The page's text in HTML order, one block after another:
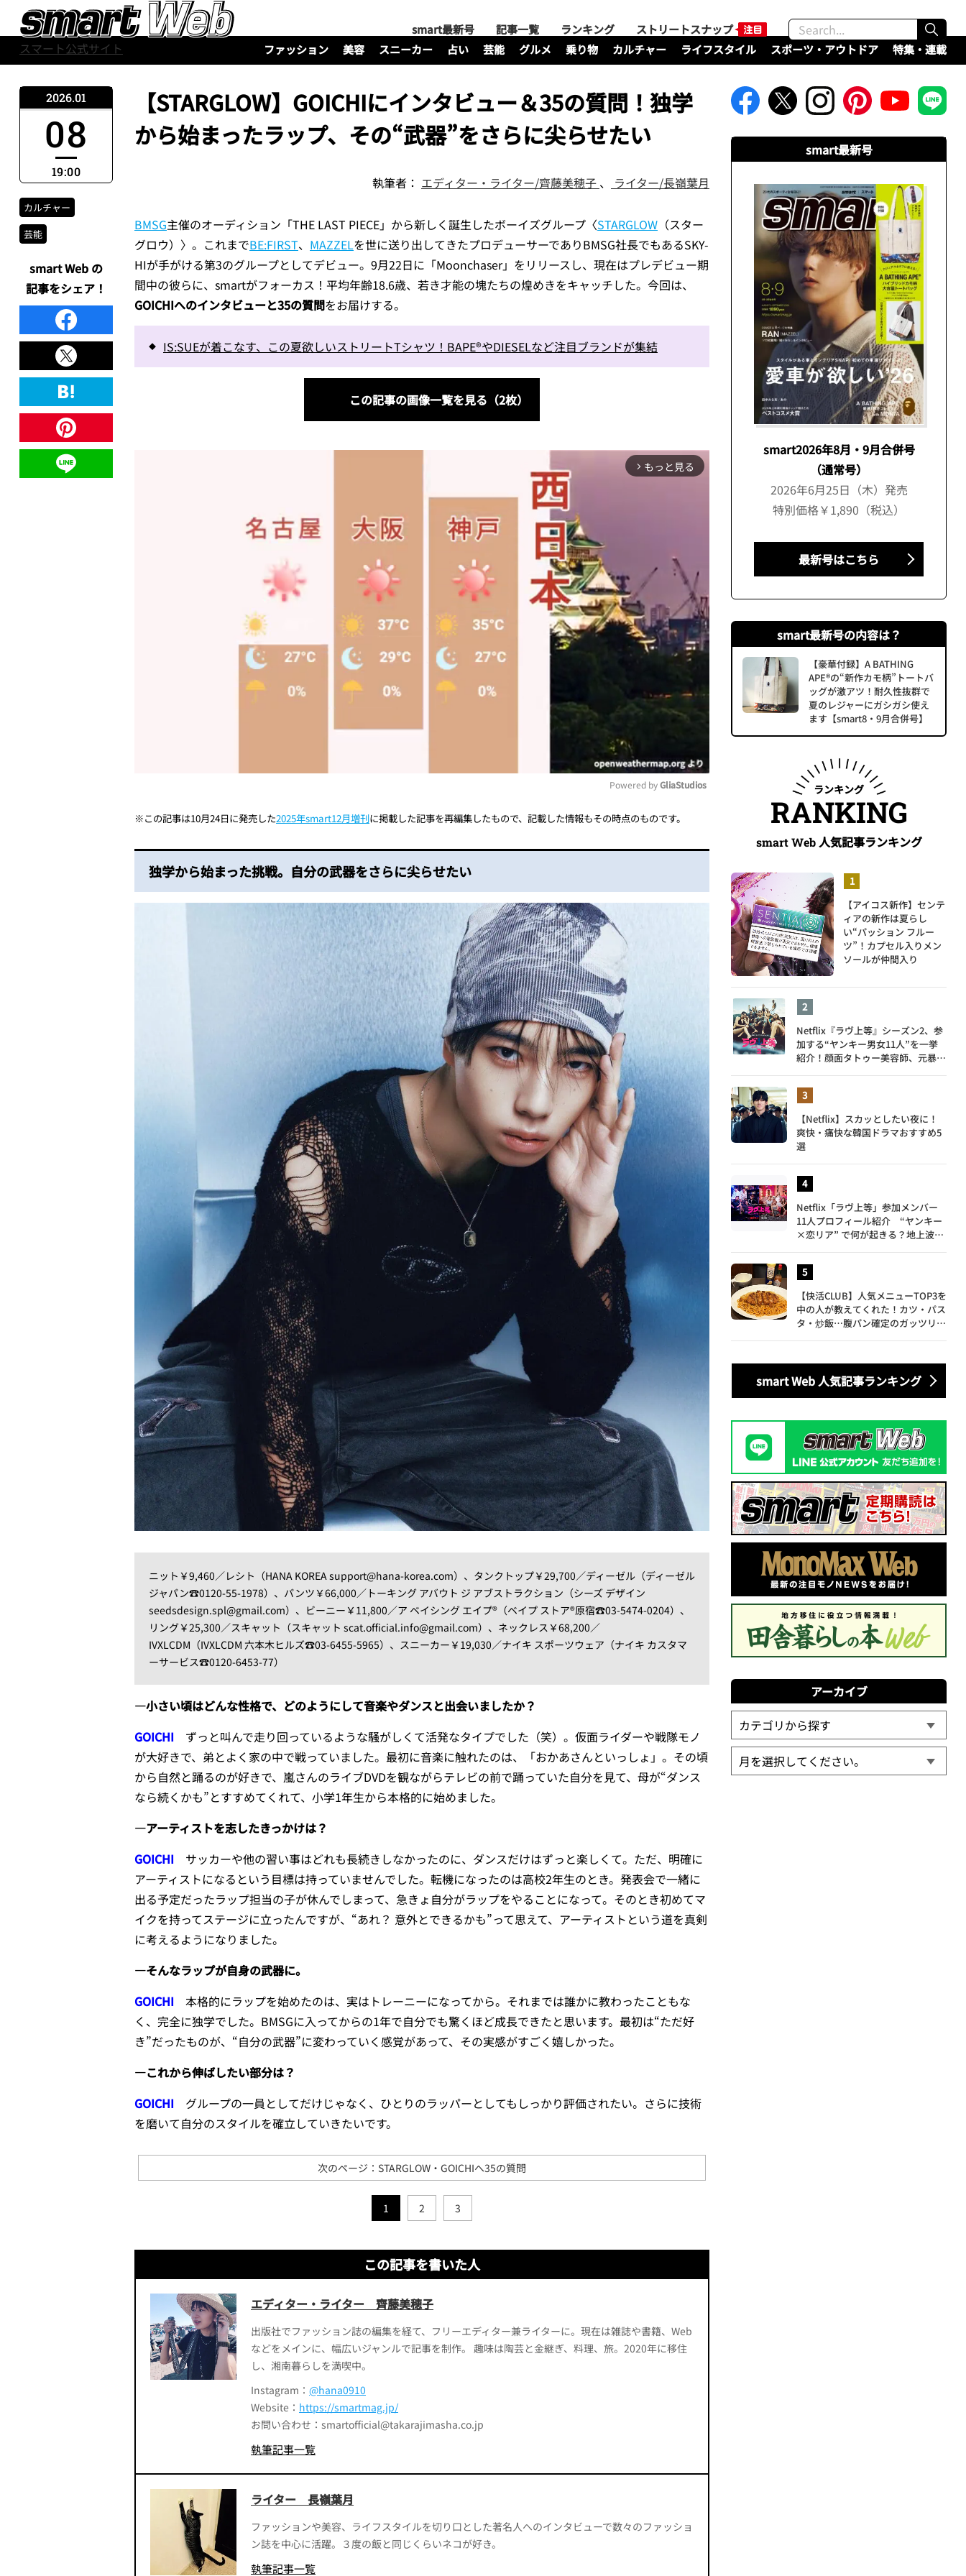
スマート公式サイト
smart最新号 記事一覧 ランキング
ストリートスナップ
ファッション
美容 スニーカー 占い 芸能 グルメ 乗り物 カルチャー ライフスタイル スポーツ・アウトドア 特集・連載
【STARGLOW】GOICHIにインタビュー＆35の質問！独学
から始まったラップ、その“武器”をさらに尖らせたい
執筆者： エディター・ライター/齊藤美穂子 、 ライター/長嶺葉月
BMSG主催のオーディション「THE LAST PIECE」から新しく誕生したボーイズグループ〈STARGLOW （スター
グロウ）〉。これまでBE:FIRST、 MAZZELを世に送り出してきたプロデューサーでありBMSG社長でもあるSKY-
HIが手がける第3のグループとしてデビュー。9月22日に「Moonchaser」をリリースし、現在はプレデビュー期
間中の彼らに、smartがフォーカス！平均年齢18.6歳、若き才能の塊たちの煌めきをキャッチした。今回は、
GOICHIへのインタビューと35の質問をお届けする。
IS:SUEが着こなす、この夏欲しいストリートTシャツ！BAPE®やDIESELなど注目ブランドが集結
この記事の画像一覧を見る（2枚）
arrow_forward_ios もっと見る
Mute
Powered by GliaStudios
※この記事は10月24日に発売した2025年smart12月増刊に掲載した記事を再編集したもので、記載した情報もその時点のものです。
独学から始まった挑戦。自分の武器をさらに尖らせたい
ニット￥9,460／レシト（HANA KOREA support@hana-korea.com）、タンクトップ￥29,700／ディーゼル（ディーゼル
ジャパン☎0120-55-1978）、パンツ￥66,000／トーキング アバウト ジ アブストラクション（シーズ デザイン
seedsdesign.spl@gmail.com）、ビーニー￥11,800／ア ベイシング エイプ®（ベイプ ストア®原宿☎03-5474-0204）、
リング￥25,300／スキャット（スキャット scat.official.info@gmail.com）、ネックレス￥68,200／
IVXLCDM（IVXLCDM 六本木ヒルズ☎03-6455-5965）、スニーカー￥19,030／ナイキ スポーツウェア（ナイキ カスタマ
ーサービス☎0120-6453-77）
—小さい頃はどんな性格で、どのようにして音楽やダンスと出会いましたか？
GOICHI ずっと叫んで走り回っているような騒がしくて活発なタイプでした（笑）。仮面ライダーや戦隊モノ
が大好きで、弟とよく家の中で戦っていました。最初に音楽に触れたのは、「おかあさんといっしょ」。その頃
から自然と踊るのが好きで、嵐さんのライブDVDを観ながらテレビの前で踊っていた自分を見て、母が“ダンス
なら続くかも”とすすめてくれて、小学1年生から本格的に始めました。
—アーティストを志したきっかけは？
GOICHI サッカーや他の習い事はどれも長続きしなかったのに、ダンスだけはずっと楽しくて。ただ、明確に
アーティストになるという目標は持っていませんでした。転機になったのは高校2年生のとき。発表会で一緒に
出る予定だったラップ担当の子が休んでしまって、急きょ自分がラップをやることになって。そのとき初めてマ
イクを持ってステージに立ったんですが、“あれ？ 意外とできるかも”って思えて、アーティストという道を真剣
に考えるようになりました。
—そんなラップが自身の武器に。
GOICHI 本格的にラップを始めたのは、実はトレーニーになってから。それまでは誰かに教わったこともな
く、完全に独学でした。BMSGに入ってからの1年で自分でも驚くほど成長できたと思います。最初は“ただ好
き”だったものが、“自分の武器”に変わっていく感覚があって、その実感がすごく嬉しかった。
—これから伸ばしたい部分は？
GOICHI グループの一員としてだけじゃなく、ひとりのラッパーとしてもしっかり評価されたい。さらに技術
を磨いて自分のスタイルを確立していきたいです。
次のページ：STARGLOW・GOICHIへ35の質問
1 2 3
この記事を書いた人
エディター・ライター 齊藤美穂子
出版社でファッション誌の編集を経て、フリーエディター兼ライターに。現在は雑誌や書籍、Web
などをメインに、幅広いジャンルで記事を制作。 趣味は陶芸と金継ぎ、料理、旅。2020年に移住
し、湘南暮らしを満喫中。
Instagram： @hana0910
Website： https://smartmag.jp/
お問い合わせ：smartofficial@takarajimasha.co.jp
執筆記事一覧
ライター 長嶺葉月
ファッションや美容、ライフスタイルを切り口とした著名人へのインタビューで数々のファッショ
ン誌を中心に活躍。３度の飯と同じくらいネコが好き。
執筆記事一覧
2026.01
08
19:00
カルチャー
芸能
smart Web の
記事をシェア！
smart最新号
smart2026年8月・9月合併号
（通常号）
2026年6月25日（木）発売
特別価格￥1,890（税込）
最新号はこちら
smart最新号の内容は？
【豪華付録】A BATHING
APE®の“新作カモ柄”トートバ
ッグが激アツ！耐久性抜群で
夏のレジャーにガシガシ使え
ます【smart8・9月合併号】
ランキング
RANKING
smart Web人気記事ランキング
【アイコス新作】センテ
ィアの新作は夏らし
い“パッション フルー
ツ”！カプセル入りメン
ソールが仲間入り
Netflix『ラヴ上等』シーズン2、参
加する“ヤンキー男女11人”を一挙
紹介！顔面タトゥー美容師、元暴走
【Netflix】スカッとしたい夜に！
爽快・痛快な韓国ドラマおすすめ5
選
Netflix「ラヴ上等」参加メンバー
11人プロフィール紹介 “ヤンキー
×恋リア” で何が起きる？地上波で
が爆誕
【快活CLUB】人気メニューTOP3を
中の人が教えてくれた！カツ・パス
タ・炒飯…腹パン確定のガッツリ飯
smart Web 人気記事ランキング
アーカイブ